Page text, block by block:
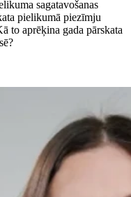
sagatavošanas
pielikumā piezīmju
to aprēķina gada pārskata